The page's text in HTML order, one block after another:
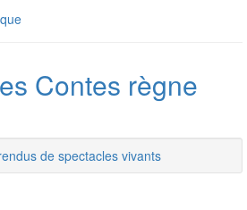
Contes règne
de spectacles vivants